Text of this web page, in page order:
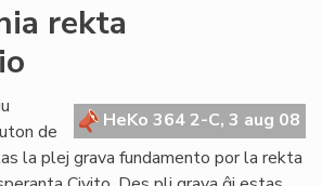
arbitreco
kun
polico
rekta
HeKo 364 2-C, 3 aug 08
de
la plej grava fundamento por la rekta